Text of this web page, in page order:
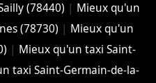
(78440) | Mieux qu'un
(78730) | Mieux qu'un
| Mieux qu'un taxi Saint-
taxi Saint-Germain-de-la-